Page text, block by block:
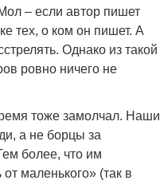
– если автор пишет
тех, о ком он пишет. А
Однако из такой
ровно ничего не
тоже замолчал. Наши
а не борцы за
более, что им
маленького» (так в